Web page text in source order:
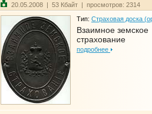
20.05.2008 | 53 Кбайт | просмотров: 2314
Тип: Страховая доска
Взаимное земское
страхование
подробнее